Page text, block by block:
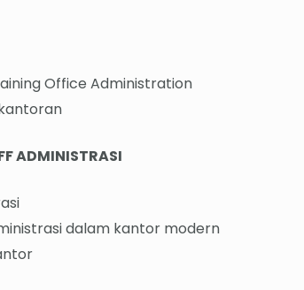
Office Administration
ADMINISTRASI
dalam kantor modern